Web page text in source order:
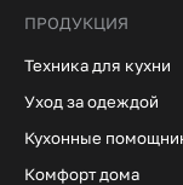
ПРОДУКЦИЯ
Техника для кухни
Уход за одеждой
Кухонные
Комфорт дома